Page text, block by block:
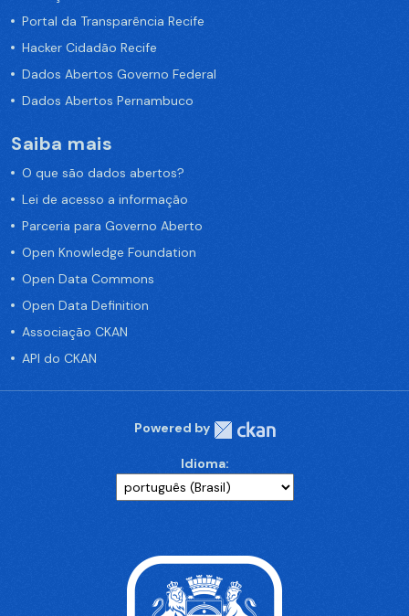
Portal da Transparência Recife
Hacker Cidadão Recife
Dados Abertos Governo Federal
Dados Abertos Pernambuco
Saiba mais
O que são dados abertos?
Lei de acesso a informação
Parceria para Governo Aberto
Open Knowledge Foundation
Open Data Commons
Open Data Definition
Associação CKAN
API do CKAN
Powered by
Idioma